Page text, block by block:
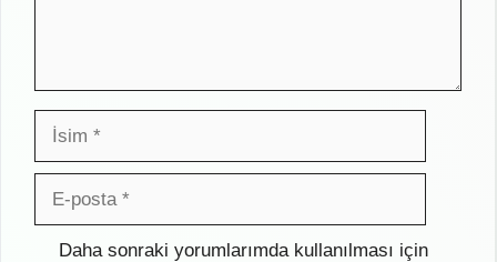
İsim
posta
İnternet
Daha sonraki yorumlarımda kullanılması için